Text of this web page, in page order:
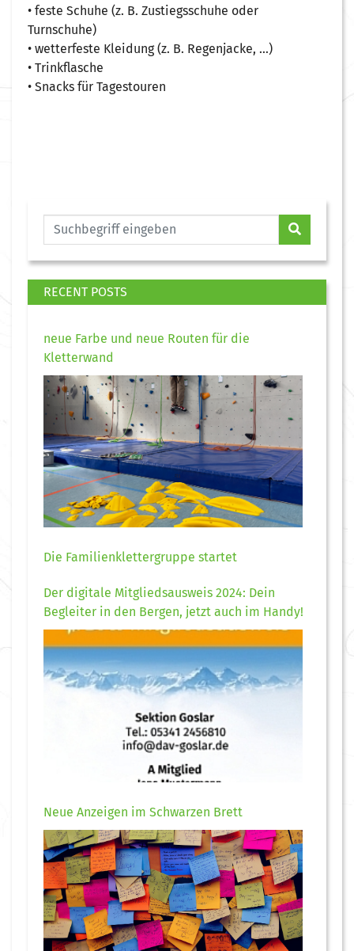
• feste Schuhe (z. B. Zustiegsschuhe oder
Turnschuhe)
• wetterfeste Kleidung (z. B. Regenjacke, …)
• Trinkflasche
• Snacks für Tagestouren
RECENT POSTS
neue Farbe und neue Routen für die
Kletterwand
Die Familienklettergruppe startet
Der digitale Mitgliedsausweis 2024: Dein
Begleiter in den Bergen, jetzt auch im Handy!
Neue Anzeigen im Schwarzen Brett